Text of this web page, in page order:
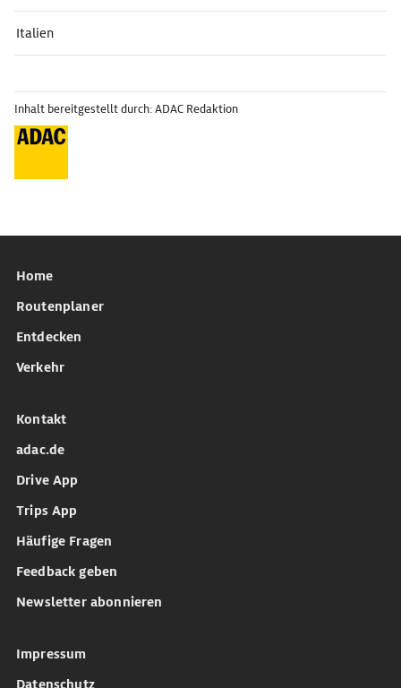
Italien
Inhalt bereitgestellt durch: ADAC Redaktion
Home
Routenplaner
Entdecken
Verkehr
Kontakt
adac.de
Drive App
Trips App
Häufige Fragen
Feedback geben
Newsletter abonnieren
Impressum
Datenschutz